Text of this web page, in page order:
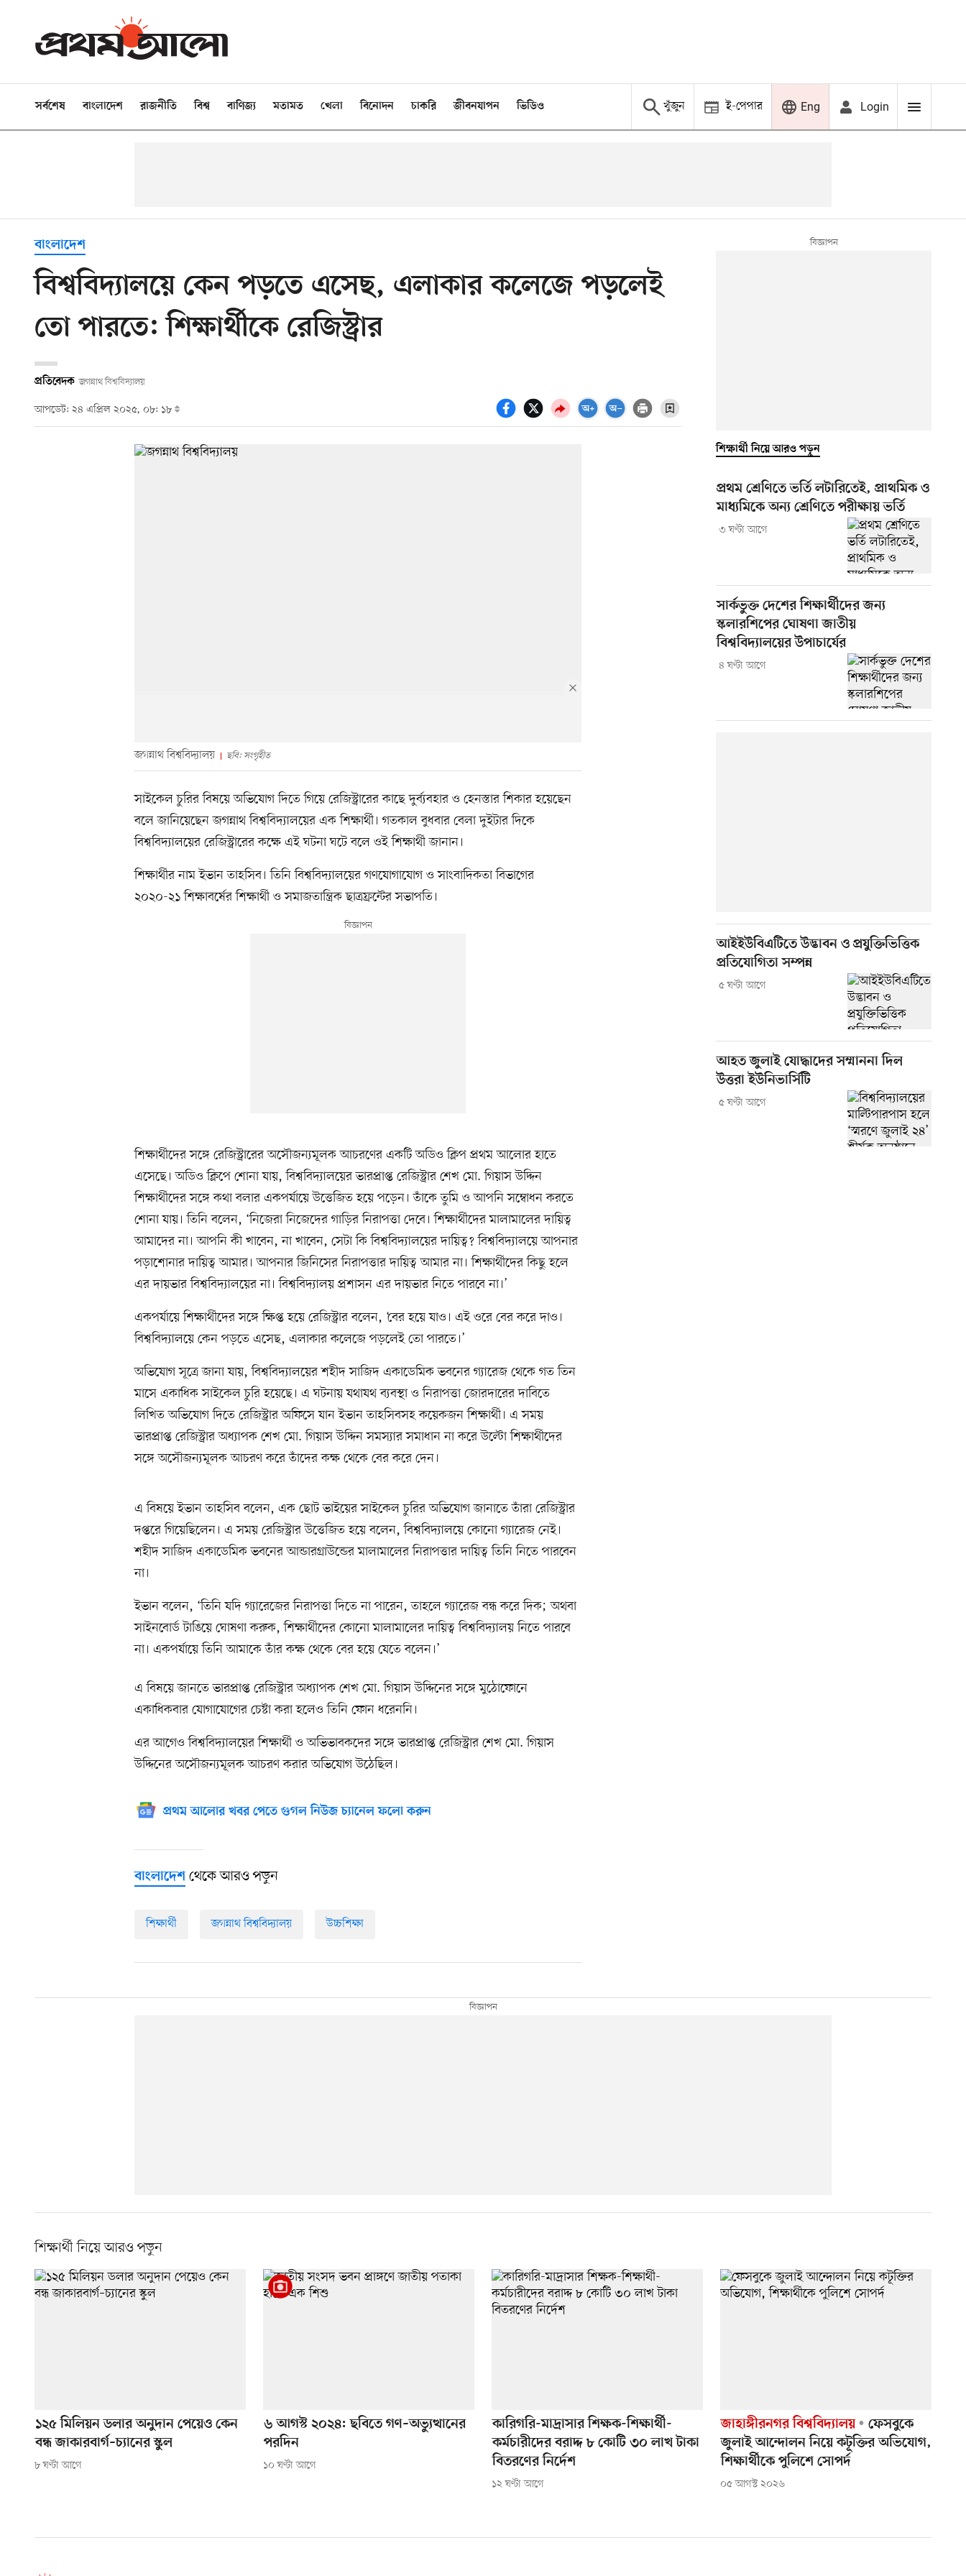
সর্বশেষ বাংলাদেশ রাজনীতি বিশ্ব বাণিজ্য মতামত খেলা বিনোদন চাকরি জীবনযাপন ভিডিও খুঁজুন ই-পেপার Eng Login
বাংলাদেশ
বিশ্ববিদ্যালয়ে কেন পড়তে এসেছ, এলাকার কলেজে পড়লেই
তো পারতে: শিক্ষার্থীকে রেজিস্ট্রার
প্রতিবেদক জগন্নাথ বিশ্ববিদ্যালয়
আপডেট: ২৪ এপ্রিল ২০২৫, ০৮: ১৮
জগন্নাথ বিশ্ববিদ্যালয় ছবি: সংগৃহীত
সাইকেল চুরির বিষয়ে অভিযোগ দিতে গিয়ে রেজিস্ট্রারের কাছে দুর্ব্যবহার ও হেনস্তার শিকার হয়েছেন
বলে জানিয়েছেন জগন্নাথ বিশ্ববিদ্যালয়ের এক শিক্ষার্থী। গতকাল বুধবার বেলা দুইটার দিকে
বিশ্ববিদ্যালয়ের রেজিস্ট্রারের কক্ষে এই ঘটনা ঘটে বলে ওই শিক্ষার্থী জানান।
শিক্ষার্থীর নাম ইভান তাহসিব। তিনি বিশ্ববিদ্যালয়ের গণযোগাযোগ ও সাংবাদিকতা বিভাগের
২০২০-২১ শিক্ষাবর্ষের শিক্ষার্থী ও সমাজতান্ত্রিক ছাত্রফ্রন্টের সভাপতি।
শিক্ষার্থীদের সঙ্গে রেজিস্ট্রারের অসৌজন্যমূলক আচরণের একটি অডিও ক্লিপ প্রথম আলোর হাতে
এসেছে। অডিও ক্লিপে শোনা যায়, বিশ্ববিদ্যালয়ের ভারপ্রাপ্ত রেজিস্ট্রার শেখ মো. গিয়াস উদ্দিন
শিক্ষার্থীদের সঙ্গে কথা বলার একপর্যায়ে উত্তেজিত হয়ে পড়েন। তাঁকে তুমি ও আপনি সম্বোধন করতে
শোনা যায়। তিনি বলেন, ‘নিজেরা নিজেদের গাড়ির নিরাপত্তা দেবে। শিক্ষার্থীদের মালামালের দায়িত্ব
আমাদের না। আপনি কী খাবেন, না খাবেন, সেটা কি বিশ্ববিদ্যালয়ের দায়িত্ব? বিশ্ববিদ্যালয়ে আপনার
পড়াশোনার দায়িত্ব আমার। আপনার জিনিসের নিরাপত্তার দায়িত্ব আমার না। শিক্ষার্থীদের কিছু হলে
এর দায়ভার বিশ্ববিদ্যালয়ের না। বিশ্ববিদ্যালয় প্রশাসন এর দায়ভার নিতে পারবে না।’
একপর্যায়ে শিক্ষার্থীদের সঙ্গে ক্ষিপ্ত হয়ে রেজিস্ট্রার বলেন, ‘বের হয়ে যাও। এই ওরে বের করে দাও।
বিশ্ববিদ্যালয়ে কেন পড়তে এসেছ, এলাকার কলেজে পড়লেই তো পারতে।’
অভিযোগ সূত্রে জানা যায়, বিশ্ববিদ্যালয়ের শহীদ সাজিদ একাডেমিক ভবনের গ্যারেজ থেকে গত তিন
মাসে একাধিক সাইকেল চুরি হয়েছে। এ ঘটনায় যথাযথ ব্যবস্থা ও নিরাপত্তা জোরদারের দাবিতে
লিখিত অভিযোগ দিতে রেজিস্ট্রার অফিসে যান ইভান তাহসিবসহ কয়েকজন শিক্ষার্থী। এ সময়
ভারপ্রাপ্ত রেজিস্ট্রার অধ্যাপক শেখ মো. গিয়াস উদ্দিন সমস্যার সমাধান না করে উল্টো শিক্ষার্থীদের
সঙ্গে অসৌজন্যমূলক আচরণ করে তাঁদের কক্ষ থেকে বের করে দেন।
এ বিষয়ে ইভান তাহসিব বলেন, এক ছোট ভাইয়ের সাইকেল চুরির অভিযোগ জানাতে তাঁরা রেজিস্ট্রার
দপ্তরে গিয়েছিলেন। এ সময় রেজিস্ট্রার উত্তেজিত হয়ে বলেন, বিশ্ববিদ্যালয়ে কোনো গ্যারেজ নেই।
শহীদ সাজিদ একাডেমিক ভবনের আন্ডারগ্রাউন্ডের মালামালের নিরাপত্তার দায়িত্ব তিনি নিতে পারবেন
না।
ইভান বলেন, ‘তিনি যদি গ্যারেজের নিরাপত্তা দিতে না পারেন, তাহলে গ্যারেজ বন্ধ করে দিক; অথবা
সাইনবোর্ড টাঙিয়ে ঘোষণা করুক, শিক্ষার্থীদের কোনো মালামালের দায়িত্ব বিশ্ববিদ্যালয় নিতে পারবে
না। একপর্যায়ে তিনি আমাকে তাঁর কক্ষ থেকে বের হয়ে যেতে বলেন।’
এ বিষয়ে জানতে ভারপ্রাপ্ত রেজিস্ট্রার অধ্যাপক শেখ মো. গিয়াস উদ্দিনের সঙ্গে মুঠোফোনে
একাধিকবার যোগাযোগের চেষ্টা করা হলেও তিনি ফোন ধরেননি।
এর আগেও বিশ্ববিদ্যালয়ের শিক্ষার্থী ও অভিভাবকদের সঙ্গে ভারপ্রাপ্ত রেজিস্ট্রার শেখ মো. গিয়াস
উদ্দিনের অসৌজন্যমূলক আচরণ করার অভিযোগ উঠেছিল।
প্রথম আলোর খবর পেতে গুগল নিউজ চ্যানেল ফলো করুন
বাংলাদেশ থেকে আরও পড়ুন
শিক্ষার্থী জগন্নাথ বিশ্ববিদ্যালয় উচ্চশিক্ষা
শিক্ষার্থী নিয়ে আরও পড়ুন
প্রথম শ্রেণিতে ভর্তি লটারিতেই, প্রাথমিক ও
মাধ্যমিকে অন্য শ্রেণিতে পরীক্ষায় ভর্তি
৩ ঘণ্টা আগে
সার্কভুক্ত দেশের শিক্ষার্থীদের জন্য
স্কলারশিপের ঘোষণা জাতীয়
বিশ্ববিদ্যালয়ের উপাচার্যের
৪ ঘণ্টা আগে
আইইউবিএটিতে উদ্ভাবন ও প্রযুক্তিভিত্তিক
প্রতিযোগিতা সম্পন্ন
৫ ঘণ্টা আগে
আহত জুলাই যোদ্ধাদের সম্মাননা দিল
উত্তরা ইউনিভার্সিটি
৫ ঘণ্টা আগে
শিক্ষার্থী নিয়ে আরও পড়ুন
১২৫ মিলিয়ন ডলার অনুদান পেয়েও কেন
বন্ধ জাকারবার্গ–চ্যানের স্কুল
৮ ঘণ্টা আগে
৬ আগস্ট ২০২৪: ছবিতে গণ–অভ্যুত্থানের
পরদিন
১০ ঘণ্টা আগে
কারিগরি-মাদ্রাসার শিক্ষক-শিক্ষার্থী-
কর্মচারীদের বরাদ্দ ৮ কোটি ৩০ লাখ টাকা
বিতরণের নির্দেশ
১২ ঘণ্টা আগে
জাহাঙ্গীরনগর বিশ্ববিদ্যালয়
ফেসবুকে
জুলাই আন্দোলন নিয়ে কটূক্তির অভিযোগ,
শিক্ষার্থীকে পুলিশে সোপর্দ
০৫ আগস্ট ২০২৬